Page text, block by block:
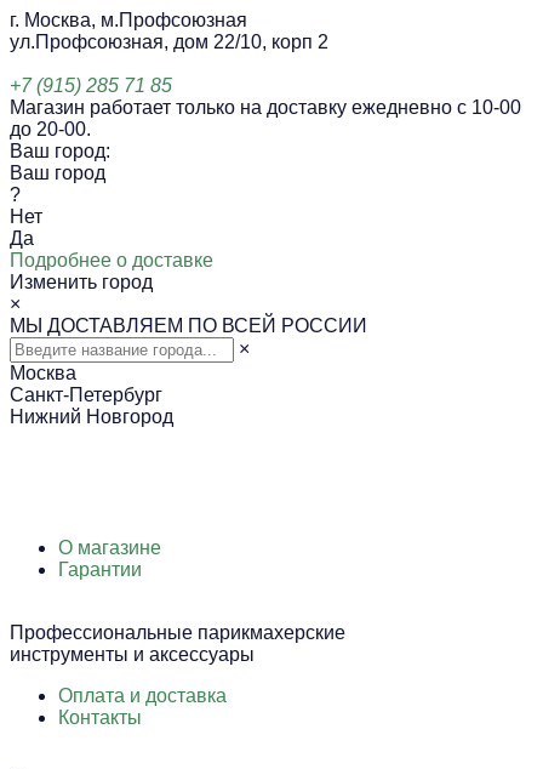
г. Москва, м.Профсоюзная
ул.Профсоюзная, дом 22/10, корп 2
+7 (915) 285 71 85
Магазин работает только на доставку ежедневно с 10-00
до 20-00.
Ваш город:
Ваш город
?
Нет
Да
Подробнее о доставке
Изменить город
×
МЫ ДОСТАВЛЯЕМ ПО ВСЕЙ РОССИИ
×
Москва
Санкт-Петербург
Нижний Новгород
О магазине
Гарантии
Профессиональные парикмахерские
инструменты и аксессуары
Оплата и доставка
Контакты